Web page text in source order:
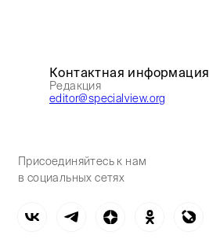
Контактная информация
Редакция
editor@specialview.org
Присоединяйтесь к нам
в социальных сетях